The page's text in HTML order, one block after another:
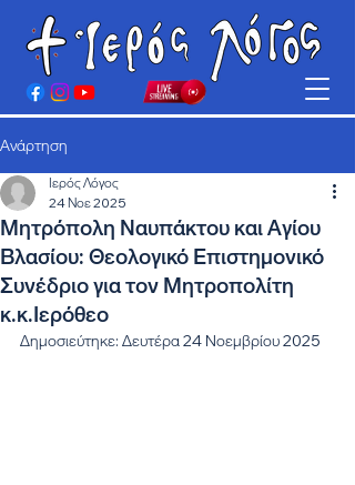
Ανάρτηση
Μητρόπολη Ναυπάκτου και Αγίου
Βλασίου: Θεολογικό Επιστημονικό
Συνέδριο για τον Μητροπολίτη
κ.κ.Ιερόθεο
Ιερός Λόγος
24 Νοε 2025
Δημοσιεύτηκε: Δευτέρα 24 Νοεμβρίου 2025